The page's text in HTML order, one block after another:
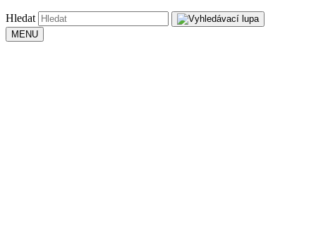
Hledat
MENU